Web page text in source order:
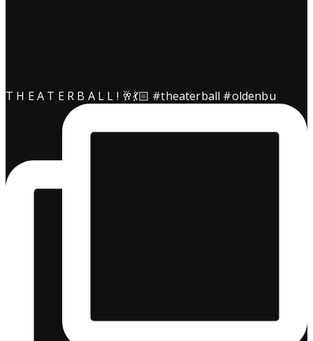
T H E A T E R B A L L ! 🥂💃🏻 #theaterball #oldenbu